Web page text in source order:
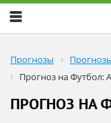
Скрыть
меню
Прогнозы
Прогноз на
ПРОГНОЗ НА